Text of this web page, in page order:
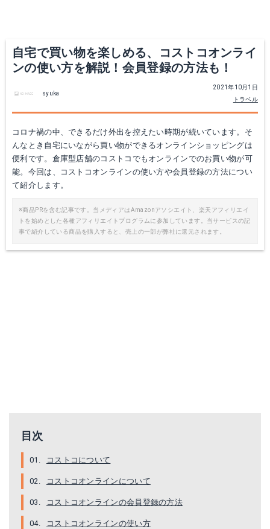
自宅で買い物を楽しめる、コストコオンライ
ンの使い方を解説！会員登録の方法も！
2021年10月1日
トラベル
syuka
コロナ禍の中、できるだけ外出を控えたい時期が続いています。そ
んなとき自宅にいながら買い物ができるオンラインショッピングは
便利です。倉庫型店舗のコストコでもオンラインでのお買い物が可
能。今回は、コストコオンラインの使い方や会員登録の方法につい
て紹介します。
※商品PRを含む記事です。当メディアはAmazonアソシエイト、楽天アフィリエイ
トを始めとした各種アフィリエイトプログラムに参加しています。当サービスの記
事で紹介している商品を購入すると、売上の一部が弊社に還元されます。
目次
コストコについて
コストコオンラインについて
コストコオンラインの会員登録の方法
コストコオンラインの使い方